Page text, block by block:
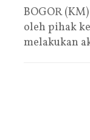
BOGOR
oleh pihak
melakukan